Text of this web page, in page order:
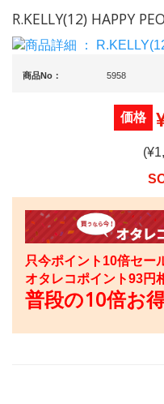
R.KELLY(12) HAPPY
商品No： 5958
価格
(¥
只今ポイント10倍セー
オタレコポイント93円
普段の10倍お